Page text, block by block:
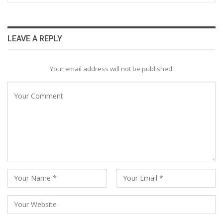
LEAVE A REPLY
Your email address will not be published.